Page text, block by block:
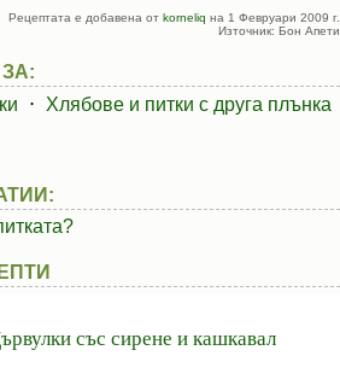
Рецептата е добавена от korneliq на 1 Февруари 2009 г.
Източник: Бон Апети
⋅
Хлябове и питки с друга плънка
със сирене и кашкавал